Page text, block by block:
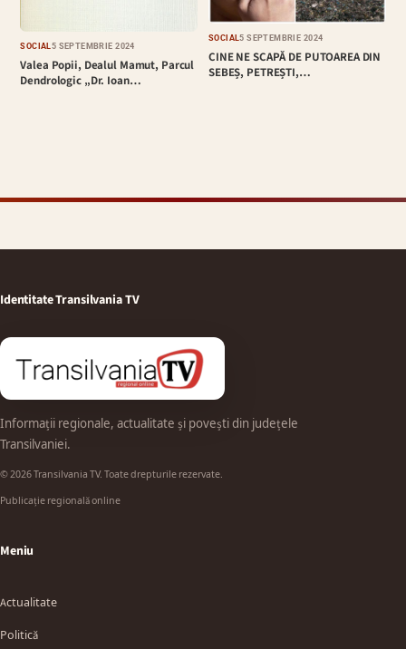
SOCIAL5 SEPTEMBRIE 2024
Valea Popii, Dealul Mamut, Parcul
Dendrologic „Dr. Ioan…
SOCIAL5 SEPTEMBRIE 2024
CINE NE SCAPĂ DE PUTOAREA DIN
SEBEȘ, PETREȘTI,…
Identitate Transilvania TV
Informații regionale, actualitate și povești din județele
Transilvaniei.
© 2026 Transilvania TV. Toate drepturile rezervate.
Publicație regională online
Meniu
Actualitate
Politică